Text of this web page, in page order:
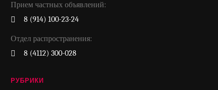
Прием частных объявлений:
8 (914) 100-23-24
Отдел распространения:
8 (4112) 300-028
РУБРИКИ